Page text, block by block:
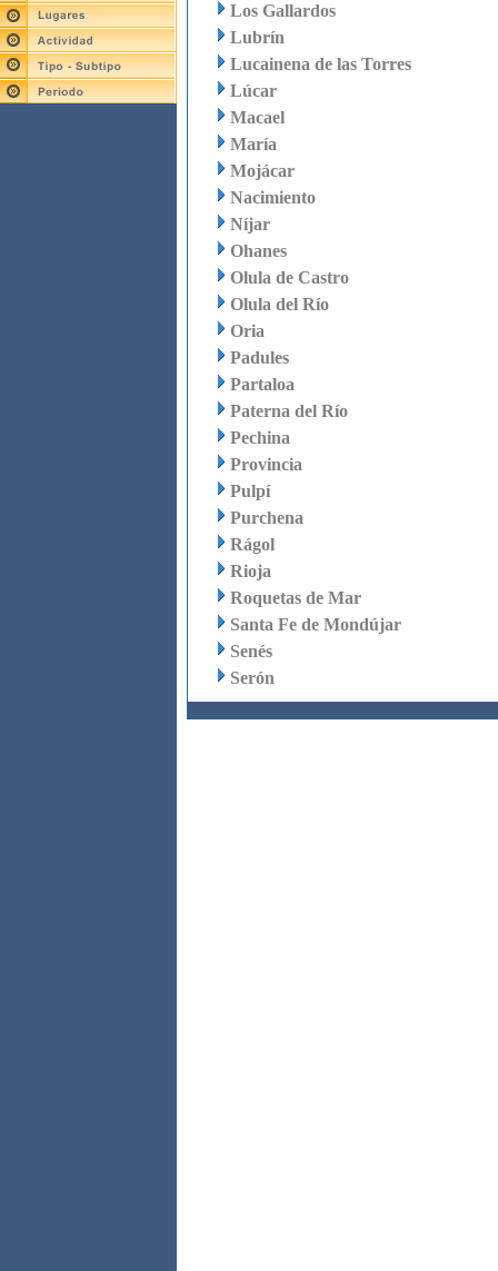
Los Gallardos
Lubrín
Lucainena de las Torres
Lúcar
Macael
María
Mojácar
Nacimiento
Níjar
Ohanes
Olula de Castro
Olula del Río
Oria
Padules
Partaloa
Paterna del Río
Pechina
Provincia
Pulpí
Purchena
Rágol
Rioja
Roquetas de Mar
Santa Fe de Mondújar
Senés
Serón